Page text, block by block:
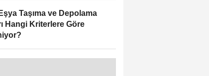
Taşıma ve Depolama
Hangi Kriterlere Göre